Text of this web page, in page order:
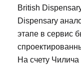
British
Dispensary
этапе в сервис
На счету